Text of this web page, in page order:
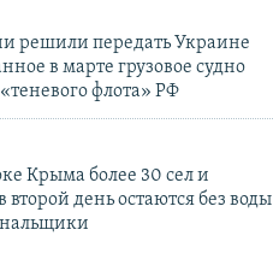
решили передать Украине
в марте грузовое судно
флота» РФ
Крыма более 30 сел и
второй день остаются без воды